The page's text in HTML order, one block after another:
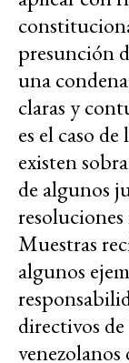
presunción
una
claras y
es el caso
existen
de algunos
Muestras
algunos
directivos